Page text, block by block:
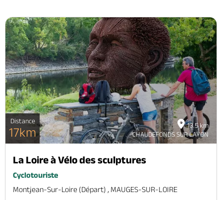
13.5 km
CHAUDEFONDS SUR LAYON
Distance
17km
La Loire à Vélo des sculptures
Cyclotouriste
Montjean-Sur-Loire (départ) , MAUGES-SUR-LOIRE